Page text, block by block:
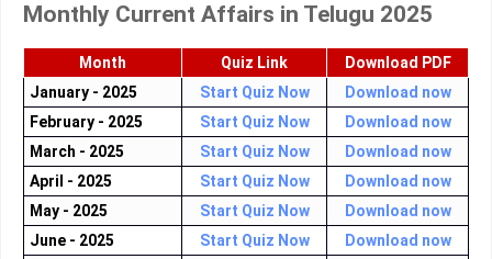
Monthly Current Affairs in Telugu 2025
Month Quiz Link
Download PDF
January - 2025
Start Quiz Now
Download now
February - 2025
Start Quiz Now
Download now
March - 2025
Start Quiz Now
Download now
April - 2025
Start Quiz Now
Download now
May - 2025
Start Quiz Now
Download now
June - 2025
Start Quiz Now
Download now